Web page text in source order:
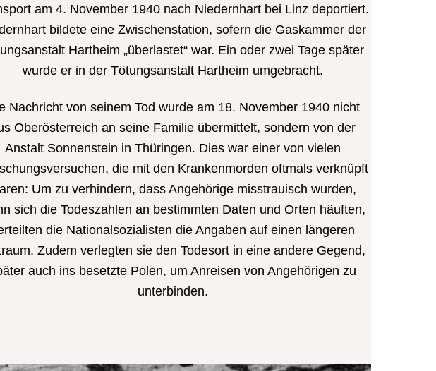
am 4. November 1940 nach Niedernhart bei Linz deportiert.
bildete eine Zwischenstation, sofern die Gaskammer der
Hartheim „überlastet“ war. Ein oder zwei Tage später
wurde er in der Tötungsanstalt Hartheim umgebracht.
Nachricht von seinem Tod wurde am 18. November 1940 nicht
Oberösterreich an seine Familie übermittelt, sondern von der
Anstalt Sonnenstein in Thüringen. Dies war einer von vielen
die mit den Krankenmorden oftmals verknüpft
Um zu verhindern, dass Angehörige misstrauisch wurden,
sich die Todeszahlen an bestimmten Daten und Orten häuften,
die Nationalsozialisten die Angaben auf einen längeren
Zudem verlegten sie den Todesort in eine andere Gegend,
auch ins besetzte Polen, um Anreisen von Angehörigen zu
unterbinden.